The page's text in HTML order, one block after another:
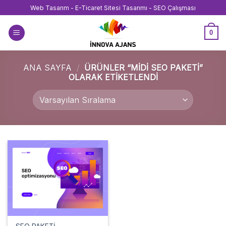
atla
Web Tasarım - E-Ticaret Sitesi Tasarımı - SEO Çalışması
0
ANA SAYFA / ÜRÜNLER “MIDI SEO PAKETI”
OLARAK ETIKETLENDI